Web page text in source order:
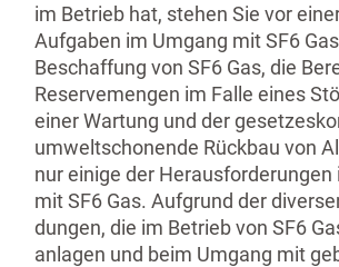
im Betrieb hat, stehen Sie vor
Aufgaben im Umgang mit SF6
Beschaffung von SF6 Gas, die
Reserve­mengen im Falle eines
einer Wartung und der
umwelt­schonende Rückbau von
nur einige der Heraus­for­de­rungen
mit SF6 Gas. Aufgrund der
dungen, die im Betrieb von SF6
anlagen und beim Umgang mit